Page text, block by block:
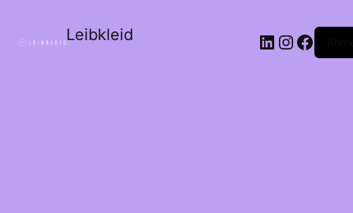
Leibkleid LinkedIn